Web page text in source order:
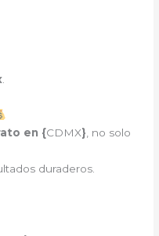
.
en {CDMX}, no solo
duraderos.